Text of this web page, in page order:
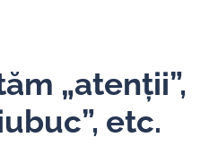
„atenții”,
etc.